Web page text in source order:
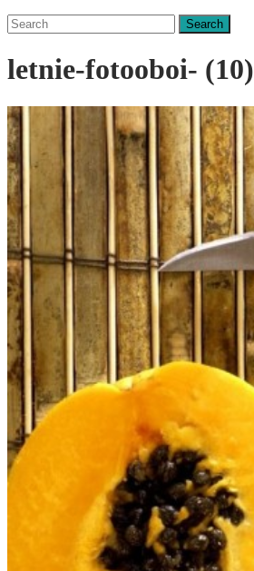
Search
for:
letnie-fotooboi- (10)